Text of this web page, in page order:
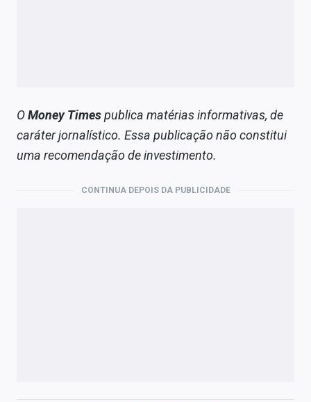
OMoney Timespublica matérias informativas, de
caráter jornalístico. Essa publicação não constitui
uma recomendação de investimento.
CONTINUA DEPOIS DA PUBLICIDADE